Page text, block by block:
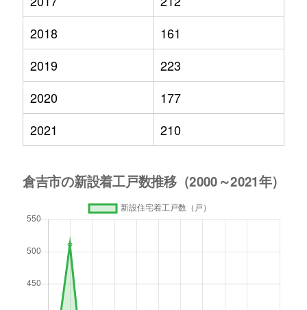
2018
161
2019
223
2020
177
2021
210